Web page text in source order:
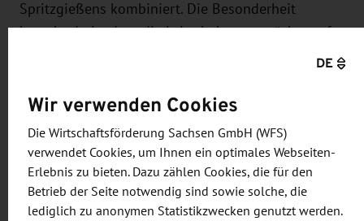
Spritzgießens kombiniert. Die Besonderheit
besteht darin, dass die Leiterbahnen zunächst auf
Kunststoffverarbeitung auf die Bauteiloberfläche
Mit der Herstellung des Kunststoffbauteils ist die
elektrische Schaltung bereits einsatzbereit – ohne
weiteren energetischen oder chemischen Aufwand
DE
Wir verwenden Cookies
Die Wirtschaftsförderung Sachsen GmbH (WFS)
verwendet Cookies, um Ihnen ein optimales Webseiten-
Erlebnis zu bieten. Dazu zählen Cookies, die für den
Betrieb der Seite notwendig sind sowie solche, die
lediglich zu anonymen Statistikzwecken genutzt werden.